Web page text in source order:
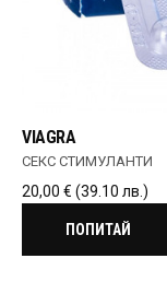
VIAGRA
СЕКС СТИМУЛАНТИ
20,00 € (39.10 лв.)
ПОПИТАЙ